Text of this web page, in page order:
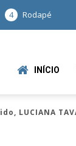
4 Rodapé
INÍCIO
LUCIANA